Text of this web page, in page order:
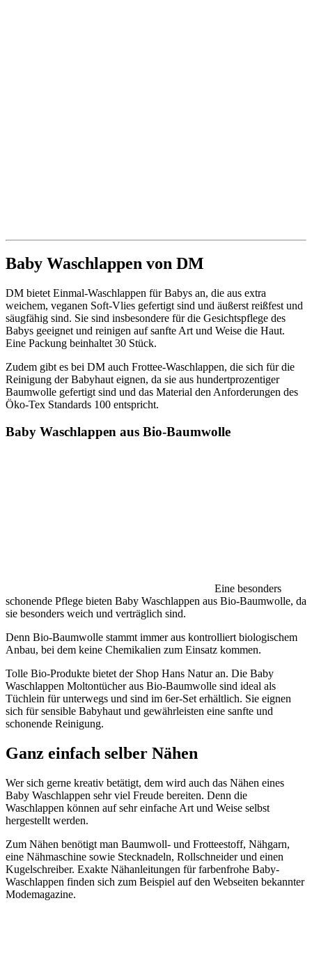
Baby Waschlappen von DM
DM bietet Einmal-Waschlappen für Babys an, die aus extra
weichem, veganen Soft-Vlies gefertigt sind und äußerst reißfest und
säugfähig sind. Sie sind insbesondere für die Gesichtspflege des
Babys geeignet und reinigen auf sanfte Art und Weise die Haut.
Eine Packung beinhaltet 30 Stück.
Zudem gibt es bei DM auch Frottee-Waschlappen, die sich für die
Reinigung der Babyhaut eignen, da sie aus hundertprozentiger
Baumwolle gefertigt sind und das Material den Anforderungen des
Öko-Tex Standards 100 entspricht.
Baby Waschlappen aus Bio-Baumwolle
Eine besonders
schonende Pflege bieten Baby Waschlappen aus Bio-Baumwolle, da
sie besonders weich und verträglich sind.
Denn Bio-Baumwolle stammt immer aus kontrolliert biologischem
Anbau, bei dem keine Chemikalien zum Einsatz kommen.
Tolle Bio-Produkte bietet der Shop Hans Natur an. Die Baby
Waschlappen Moltontücher aus Bio-Baumwolle sind ideal als
Tüchlein für unterwegs und sind im 6er-Set erhältlich. Sie eignen
sich für sensible Babyhaut und gewährleisten eine sanfte und
schonende Reinigung.
Ganz einfach selber Nähen
Wer sich gerne kreativ betätigt, dem wird auch das Nähen eines
Baby Waschlappen sehr viel Freude bereiten. Denn die
Waschlappen können auf sehr einfache Art und Weise selbst
hergestellt werden.
Zum Nähen benötigt man Baumwoll- und Frotteestoff, Nähgarn,
eine Nähmaschine sowie Stecknadeln, Rollschneider und einen
Kugelschreiber. Exakte Nähanleitungen für farbenfrohe Baby-
Waschlappen finden sich zum Beispiel auf den Webseiten bekannter
Modemagazine.